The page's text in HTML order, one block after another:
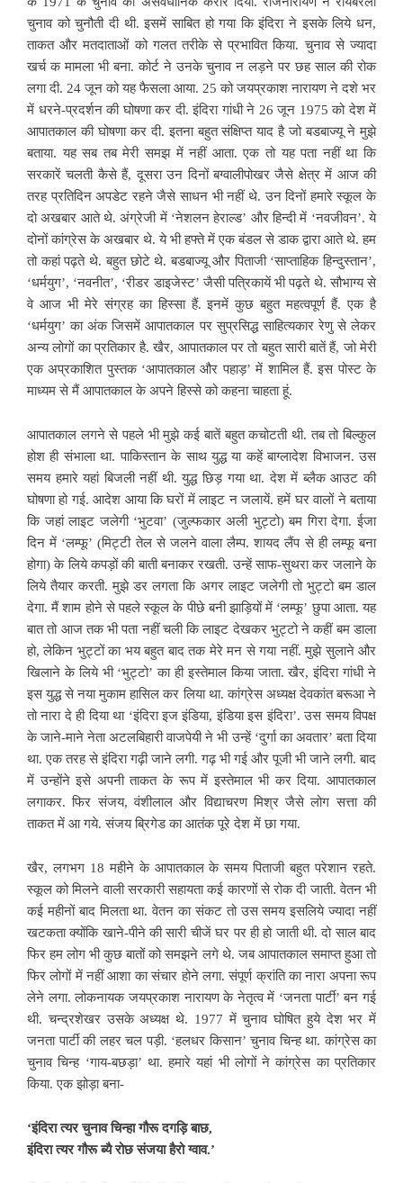
चुनाव को चुनौती दी थी. इसमें साबित हो गया कि इंदिरा ने इसके लिये धन,
ताकत और मतदाताओं को गलत तरीके से प्रभावित किया. चुनाव से ज्यादा
खर्च क मामला भी बना. कोर्ट ने उनके चुनाव न लड़ने पर छह साल की रोक
लगा दी. 24 जून को यह फैसला आया. 25 को जयप्रकाश नारायण ने दशे भर
में धरने-प्रदर्शन की घोषणा कर दी. इंदिरा गांधी ने 26 जून 1975 को देश में
आपातकाल की घोषणा कर दी. इतना बहुत संक्षिप्त याद है जो बडबाज्यू ने मुझे
बताया. यह सब तब मेरी समझ में नहीं आता. एक तो यह पता नहीं था कि
सरकारें चलती कैसे हैं, दूसरा उन दिनों बग्वालीपोखर जैसे क्षेत्र में आज की
तरह प्रतिदिन अपडेट रहने जैसे साधन भी नहीं थे. उन दिनों हमारे स्कूल के
दो अखबार आते थे. अंग्रेजी में ‘नेशलन हेराल्ड’ और हिन्दी में ‘नवजीवन’. ये
दोनों कांग्रेस के अखबार थे. ये भी हफ्ते में एक बंडल से डाक द्वारा आते थे. हम
तो कहां पढ़ते थे. बहुत छोटे थे. बडबाज्यू और पिताजी ‘साप्ताहिक हिन्दुस्तान’,
‘धर्मयुग’, ‘नवनीत’, ‘रीडर डाइजेस्ट’ जैसी पत्रिकायें भी पढ़ते थे. सौभाग्य से
वे आज भी मेरे संग्रह का हिस्सा हैं. इनमें कुछ बहुत महत्वपूर्ण हैं. एक है
‘धर्मयुग’ का अंक जिसमें आपातकाल पर सुप्रसिद्ध साहित्यकार रेणु से लेकर
अन्य लोगों का प्रतिकार है. खैर, आपातकाल पर तो बहुत सारी बातें हैं, जो मेरी
एक अप्रकाशित पुस्तक ‘आपातकाल और पहाड़’ में शामिल हैं. इस पोस्ट के
माध्यम से मैं आपातकाल के अपने हिस्से को कहना चाहता हूं.
आपातकाल लगने से पहले भी मुझे कई बातें बहुत कचोटती थी. तब तो बिल्कुल
होश ही संभाला था. पाकिस्तान के साथ युद्ध या कहें बाग्लादेश विभाजन. उस
समय हमारे यहां बिजली नहीं थी. युद्ध छिड़ गया था. देश में ब्लैक आउट की
घोषणा हो गई. आदेश आया कि घरों में लाइट न जलायें. हमें घर वालों ने बताया
कि जहां लाइट जलेगी ‘भुटवा’ (जुल्फकार अली भुट्टो) बम गिरा देगा. ईजा
दिन में ‘लम्फू’ (मिट्टी तेल से जलने वाला लैम्प. शायद लैंप से ही लम्फू बना
होगा) के लिये कपड़ों की बाती बनाकर रखती. उन्हें साफ-सुथरा कर जलाने के
लिये तैयार करती. मुझे डर लगता कि अगर लाइट जलेगी तो भुट्टो बम डाल
देगा. मैं शाम होने से पहले स्कूल के पीछे बनी झाड़ियों में ‘लम्फू’ छुपा आता. यह
बात तो आज तक भी पता नहीं चली कि लाइट देखकर भुट्टो ने कहीं बम डाला
हो, लेकिन भुट्टों का भय बहुत बाद तक मेरे मन से गया नहीं. मुझे सुलाने और
खिलाने के लिये भी ‘भुट्टो’ का ही इस्तेमाल किया जाता. खैर, इंदिरा गांधी ने
इस युद्ध से नया मुकाम हासिल कर लिया था. कांग्रेस अध्यक्ष देवकांत बरूआ ने
तो नारा दे ही दिया था ‘इंदिरा इज इंडिया, इंडिया इस इंदिरा’. उस समय विपक्ष
के जाने-माने नेता अटलबिहारी वाजपेयी ने भी उन्हें ‘दुर्गा का अवतार’ बता दिया
था. एक तरह से इंदिरा गढ़ी जाने लगी. गढ़ भी गई और पूजी भी जाने लगी. बाद
में उन्होंने इसे अपनी ताकत के रूप में इस्तेमाल भी कर दिया. आपातकाल
लगाकर. फिर संजय, वंशीलाल और विद्याचरण मिश्र जैसे लोग सत्ता की
ताकत में आ गये. संजय ब्रिगेड का आतंक पूरे देश में छा गया.
खैर, लगभग 18 महीने के आपातकाल के समय पिताजी बहुत परेशान रहते.
स्कूल को मिलने वाली सरकारी सहायता कई कारणों से रोक दी जाती. वेतन भी
कई महीनों बाद मिलता था. वेतन का संकट तो उस समय इसलिये ज्यादा नहीं
खटकता क्योंकि खाने-पीने की सारी चीजें घर पर ही हो जाती थी. दो साल बाद
फिर हम लोग भी कुछ बातों को समझने लगे थे. जब आपातकाल समाप्त हुआ तो
फिर लोगों में नहीं आशा का संचार होने लगा. संपूर्ण क्रांति का नारा अपना रूप
लेने लगा. लोकनायक जयप्रकाश नारायण के नेतृत्व में ‘जनता पार्टी’ बन गई
थी. चन्द्रशेखर उसके अध्यक्ष थे. 1977 में चुनाव घोषित हुये देश भर में
जनता पार्टी की लहर चल पड़ी. ‘हलधर किसान’ चुनाव चिन्ह था. कांग्रेस का
चुनाव चिन्ह ‘गाय-बछड़ा’ था. हमारे यहां भी लोगों ने कांग्रेस का प्रतिकार
किया. एक झोड़ा बना-
‘इंदिरात्यरचुनावचिन्हागौरूदगड़िबाछ,
इंदिरात्यरगौरूब्यैरोछसंजयाहैरोग्वाव.’